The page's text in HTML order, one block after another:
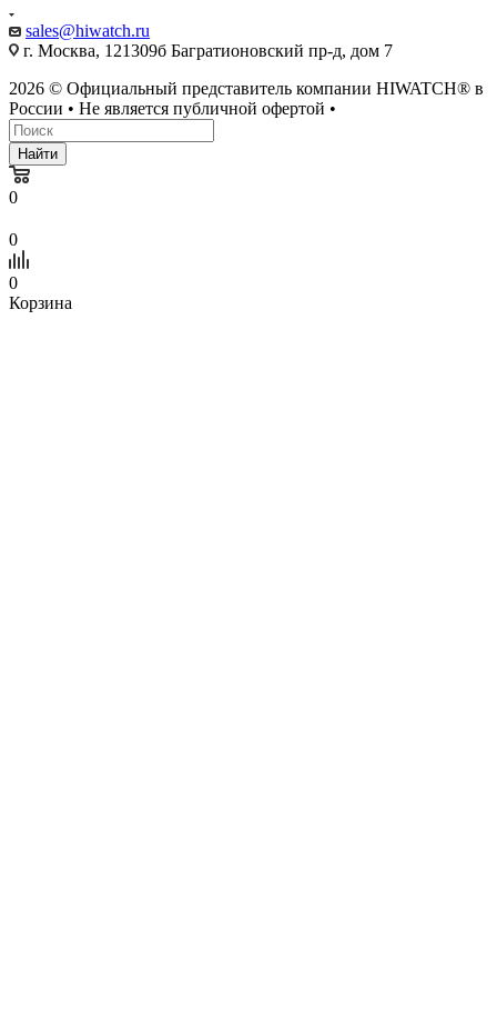
sales@hiwatch.ru
г. Москва, 121309б Багратионовский пр-д, дом 7
2026 © Официальный представитель компании HIWATCH® в
России • Не является публичной офертой •
Найти
0
0
0
Корзина